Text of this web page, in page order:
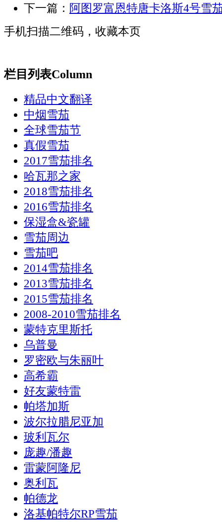
下一篇： 阿图罗富恩特唐卡洛斯4号雪
手机扫描二维码，收藏本页
栏目列表Column
精品中文翻译
中烟雪茄
全球雪茄节
真假雪茄
2017雪茄排名
哈瓦那之家
2018雪茄排名
2016雪茄排名
保湿盒&瓷罐
雪茄周边
雪茄吧
2014雪茄排名
2013雪茄排名
2015雪茄排名
2008-2010雪茄排名
蒙特克里斯托
乌普曼
罗密欧与朱丽叶
高希霸
好友蒙特雷
帕塔加斯
波尔拉腊尼亚加
玻利瓦尔
庞趣/潘趣
雷蒙阿隆尼
奥利瓦
帕德龙
洛基帕特尔RP雪茄